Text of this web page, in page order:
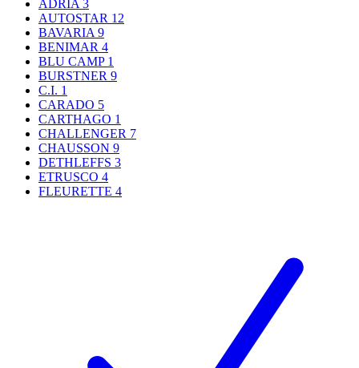
ADRIA 3
AUTOSTAR 12
BAVARIA 9
BENIMAR 4
BLU CAMP 1
BURSTNER 9
C.I. 1
CARADO 5
CARTHAGO 1
CHALLENGER 7
CHAUSSON 9
DETHLEFFS 3
ETRUSCO 4
FLEURETTE 4